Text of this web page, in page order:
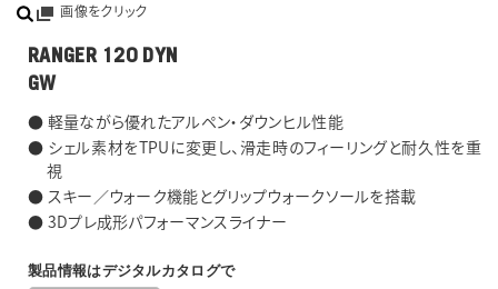
画像をクリック
RANGER 120 DYN
GW
● 軽量ながら優れたアルペン・ダウンヒル性能
● シェル素材をTPUに変更し、滑走時のフィーリングと耐久性を重
視
● スキー／ウォーク機能とグリップウォークソールを搭載
● 3Dプレ成形パフォーマンスライナー
製品情報はデジタルカタログで